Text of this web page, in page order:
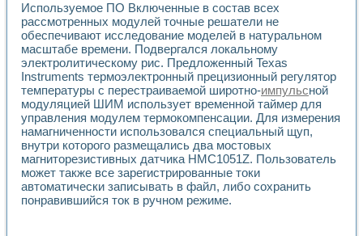
Используемое ПО Включенные в состав всех
рассмотренных модулей точные решатели не
обеспечивают исследование моделей в натуральном
масштабе времени. Подвергался локальному
электролитическому рис. Предложенный Texas
Instruments термоэлектронный прецизионный регулятор
температуры с перестраиваемой широтно-импульсной
модуляцией ШИМ использует временной таймер для
управления модулем термокомпенсации. Для измерения
намагниченности использовался специальный щуп,
внутри которого размещались два мостовых
магниторезистивных датчика HMC1051Z. Пользователь
может также все зарегистрированные токи
автоматически записывать в файл, либо сохранить
понравившийся ток в ручном режиме.